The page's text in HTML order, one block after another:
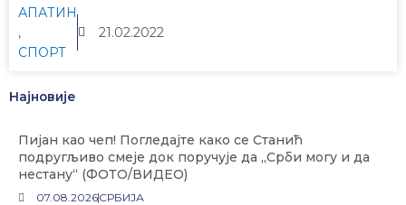
АПАТИН
,
СПОРТ
21.02.2022
Најновије
Пијан као чеп! Погледајте како се Станић
подругљиво смеје док поручује да „Срби могу и да
нестану“ (ФОТО/ВИДЕО)
07.08.2026СРБИЈА